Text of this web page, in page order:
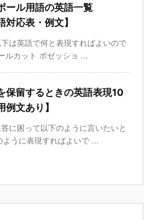
ール用語の英語一覧
応表・例文】
は英語で何と表現すればよいので
ルカット ポゼッショ ...
保留するときの英語表現10
文あり】
に困って以下のように言いたいと
ように表現すればよいで ...